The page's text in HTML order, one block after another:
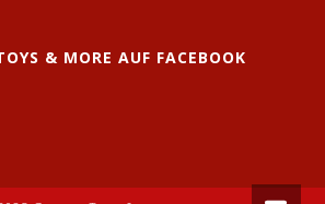
& MORE AUF FACEBOOK